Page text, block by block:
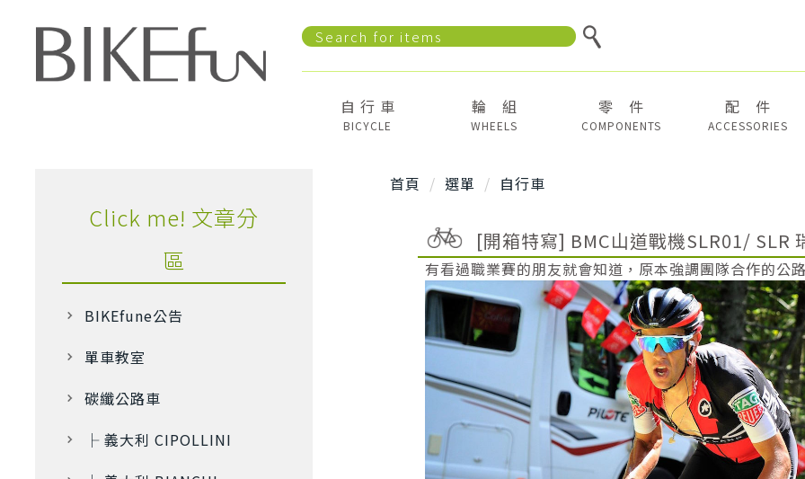
自 行 車
BICYCLE
輪 組
WHEELS
零 件
COMPONENTS
配 件
ACCESSORIES
Click me! 文章分
區
BIKEfune公告
單車教室
碳纖公路車
├ 義大利 CIPOLLINI
首頁 選單 自行車
[開箱特寫] BMC山道戰機SLR01/ SLR
有看過職業賽的朋友就會知道，原本強調團隊合作的公